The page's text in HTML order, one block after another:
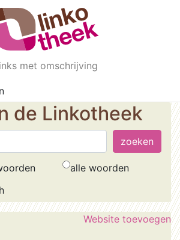
met omschrijving
de Linkotheek
alle woorden
Website toevoegen